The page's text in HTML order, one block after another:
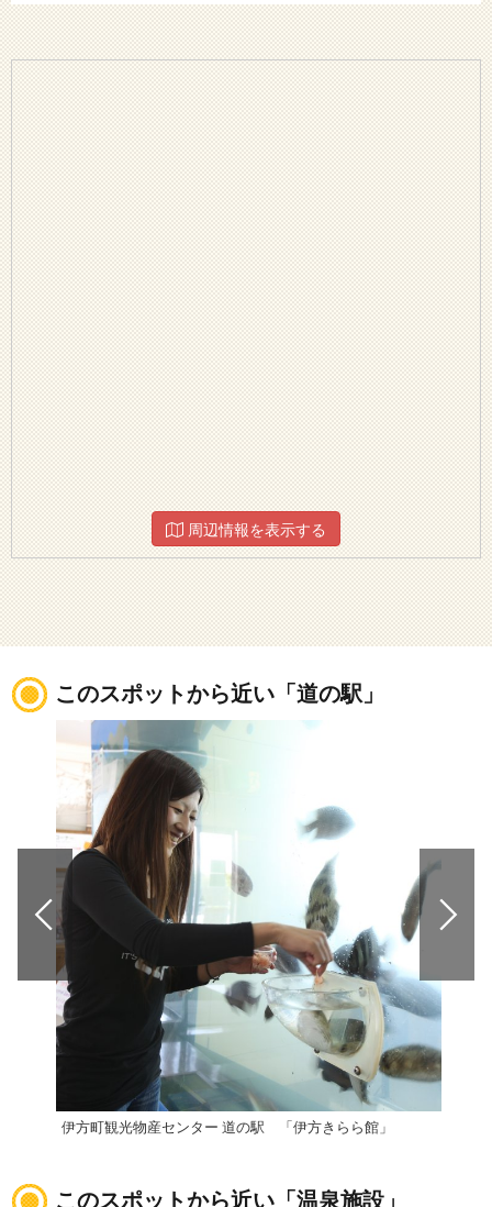
周辺情報を表示する
このスポットから近い「道の駅」
伊方町観光物産センター 道の駅 「伊方きらら館」
このスポットから近い「温泉施設」